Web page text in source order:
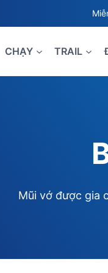
CHẠY TRAIL
Mũi vớ được gia